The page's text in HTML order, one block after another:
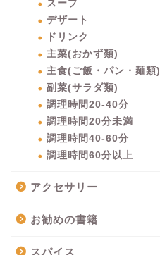
スープ
デザート
ドリンク
主菜(おかず類)
主食(ご飯・パン・麺類)
副菜(サラダ類)
調理時間20-40分
調理時間20分未満
調理時間40-60分
調理時間60分以上
アクセサリー
お勧めの書籍
スパイス